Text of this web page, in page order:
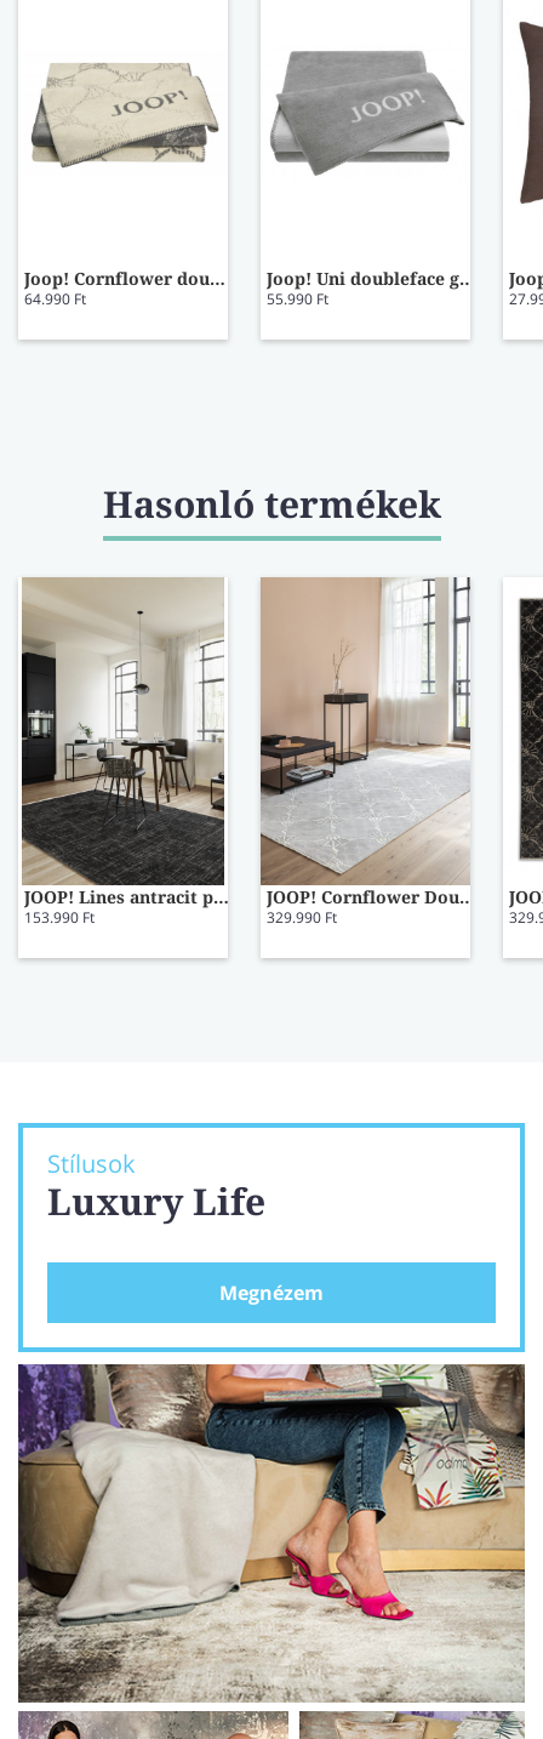
Joop! Cornflower double ecru-graphit pléd
64.990 Ft
Joop! Uni doubleface graphit pléd
55.990 Ft
Hasonló termékek
JOOP! Lines antracit prémium szőnyeg 140x200
153.990 Ft
JOOP! Cornflower Double világos szürke prémium szőnyeg 140x200
329.990 Ft
Stílusok
Luxury Life
Megnézem